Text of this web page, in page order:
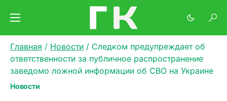
Главная / Новости / Следком предупреждает об
ответственности за публичное распространение
заведомо ложной информации об СВО на Украине
Новости